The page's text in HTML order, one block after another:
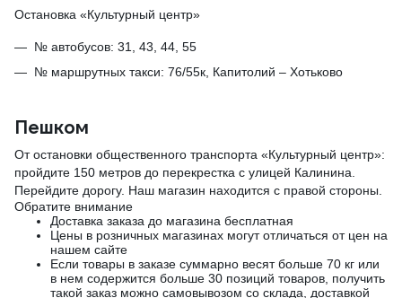
Остановка «Культурный центр»
№ автобусов: 31, 43, 44, 55
№ маршрутных такси: 76/55к, Капитолий – Хотьково
Пешком
От остановки общественного транспорта «Культурный центр»:
пройдите 150 метров до перекрестка с улицей Калинина.
Перейдите дорогу. Наш магазин находится с правой стороны.
Обратите внимание
Доставка заказа до магазина бесплатная
Цены в розничных магазинах могут отличаться от цен на
нашем сайте
Если товары в заказе суммарно весят больше 70 кг или
в нем содержится больше 30 позиций товаров, получить
такой заказ можно самовывозом со склада, доставкой